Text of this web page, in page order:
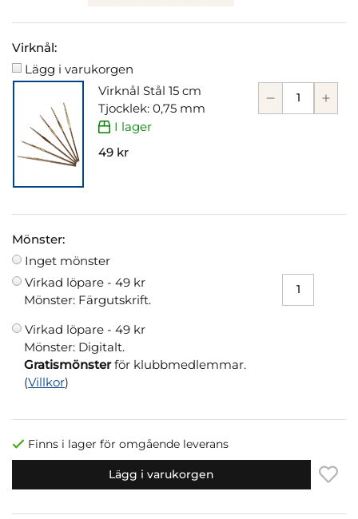
Virknål:
Lägg i varukorgen
Virknål Stål 15 cm
Tjocklek: 0,75 mm
I lager
49 kr
Mönster:
Inget mönster
Virkad löpare - 49 kr
Mönster: Färgutskrift.
Virkad löpare - 49 kr
Mönster: Digitalt.
Gratismönsterför klubbmedlemmar.
(Villkor)
Finns i lager för omgående leverans
Lägg i varukorgen